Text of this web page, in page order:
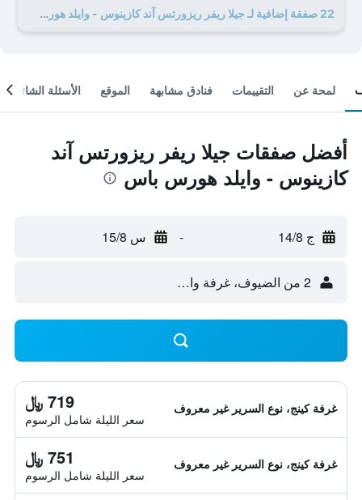
22 صفقة إضافية لـ جيلا ريفر ريزورتس آند كازينوس - وايلد هورس باس
لمحة عن التقييمات فنادق مشابهة الموقع الأسئلة الشائعة
أفضل صفقات جيلا ريفر ريزورتس آند
كازينوس - وايلد هورس باس
ج 14/8 - س 15/8
2 من الضيوف، غرفة واحدة
غرفة كينج، نوع السرير غير معروف 719 ﷼
سعر الليلة شامل الرسوم
غرفة كينج، نوع السرير غير معروف 751 ﷼
سعر الليلة شامل الرسوم